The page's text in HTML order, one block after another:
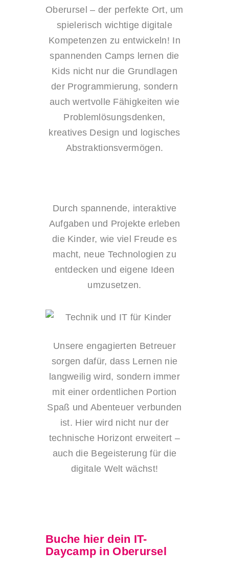
Oberursel – der perfekte Ort, um
spielerisch wichtige digitale
Kompetenzen zu entwickeln! In
spannenden Camps lernen die
Kids nicht nur die Grundlagen
der Programmierung, sondern
auch wertvolle Fähigkeiten wie
Problemlösungsdenken,
kreatives Design und logisches
Abstraktionsvermögen.
Durch spannende, interaktive
Aufgaben und Projekte erleben
die Kinder, wie viel Freude es
macht, neue Technologien zu
entdecken und eigene Ideen
umzusetzen.
Unsere engagierten Betreuer
sorgen dafür, dass Lernen nie
langweilig wird, sondern immer
mit einer ordentlichen Portion
Spaß und Abenteuer verbunden
ist. Hier wird nicht nur der
technische Horizont erweitert –
auch die Begeisterung für die
digitale Welt wächst!
Buche hier dein IT-
Daycamp in Oberursel